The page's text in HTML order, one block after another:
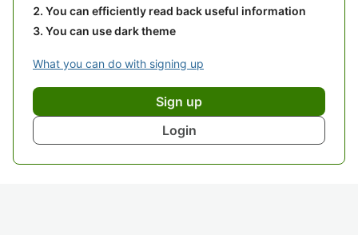
You can efficiently read back useful information
You can use dark theme
What you can do with signing up
Sign up
Login